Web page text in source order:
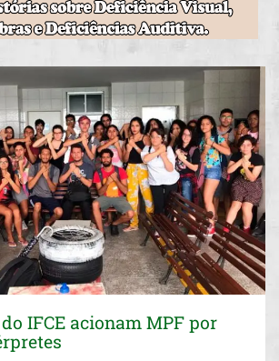
IFCE acionam MPF por